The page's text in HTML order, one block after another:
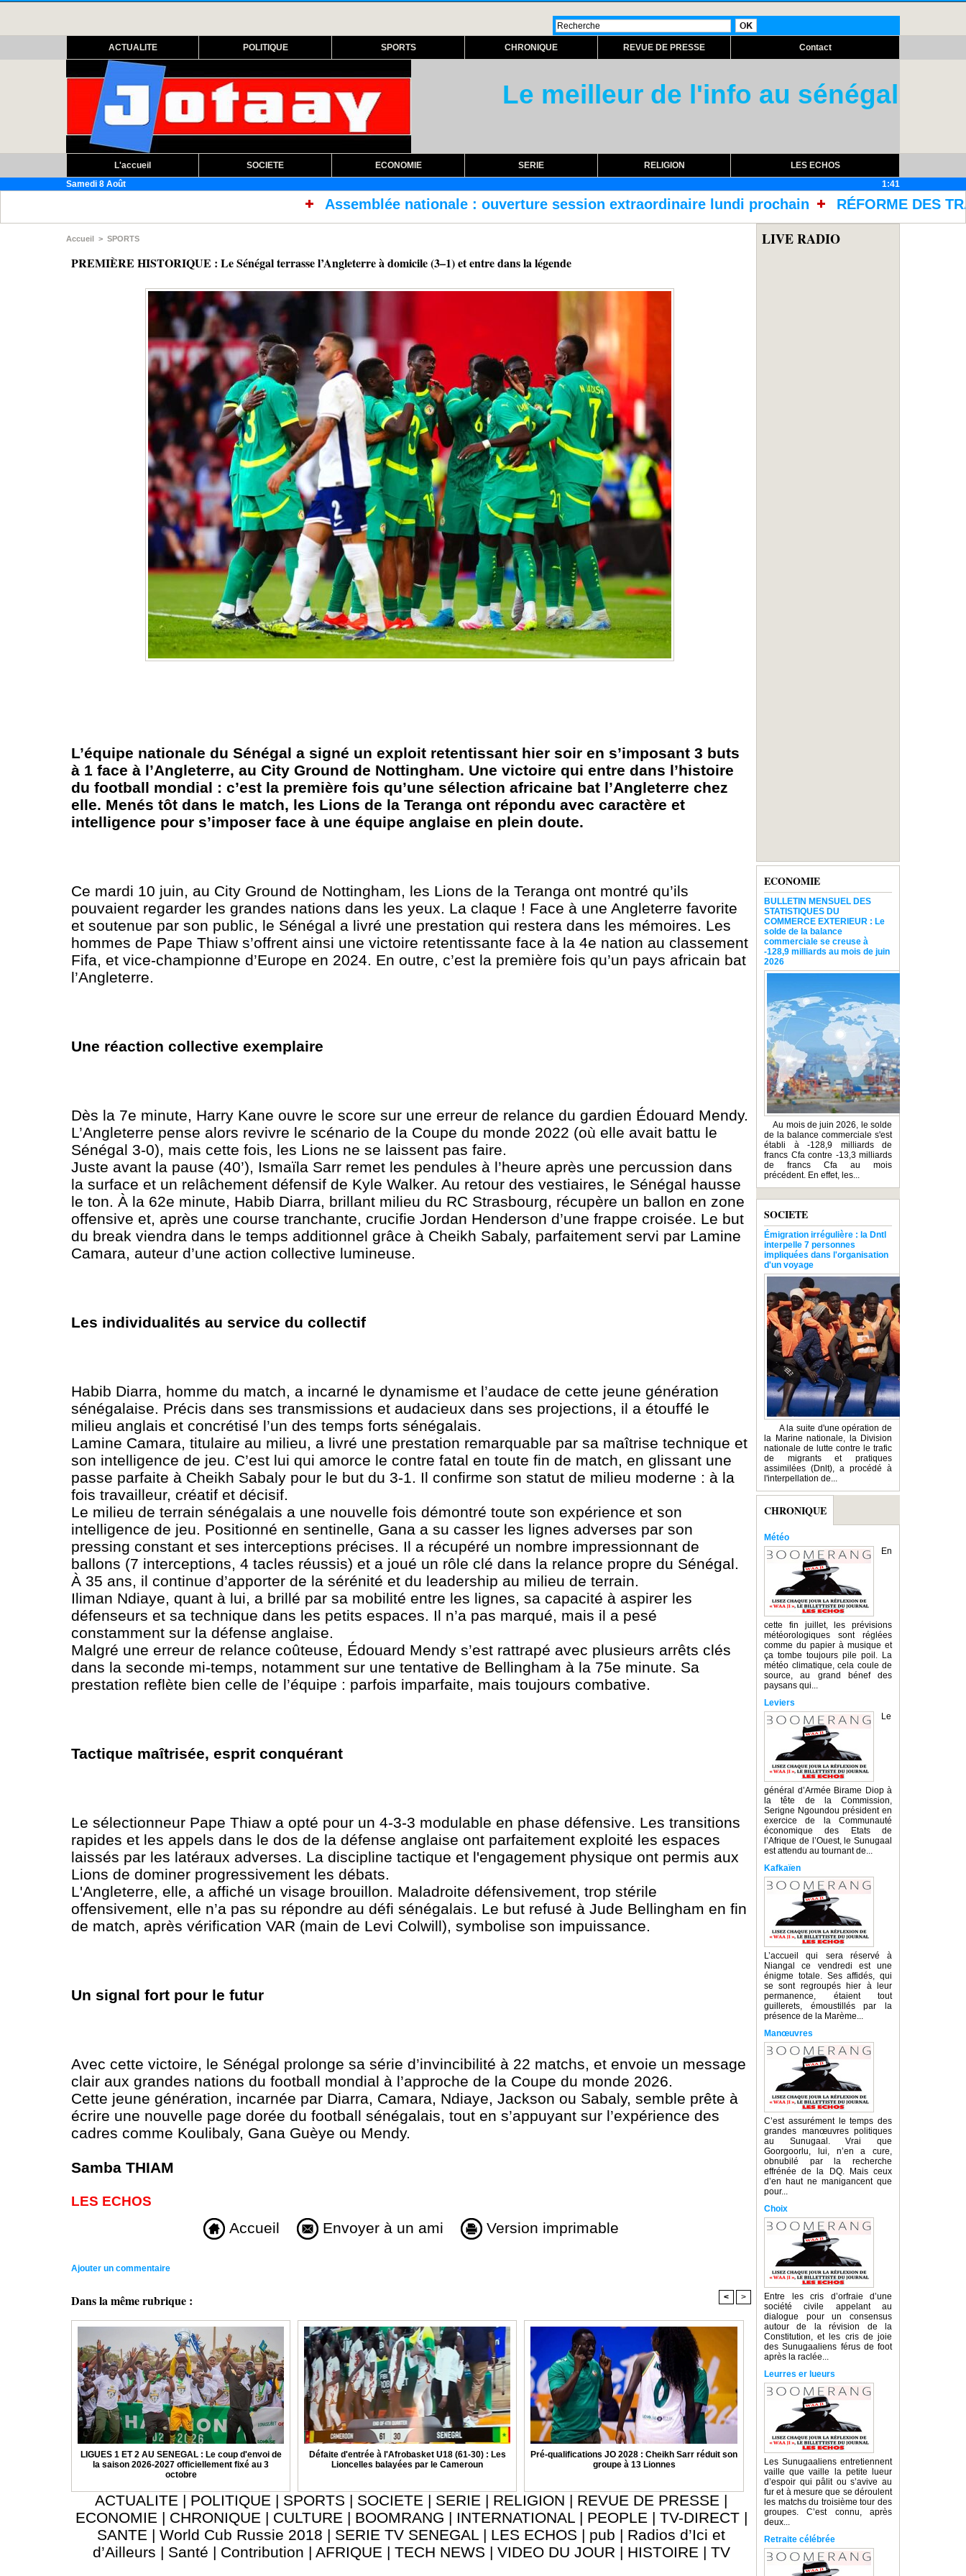
ACTUALITE POLITIQUE SPORTS CHRONIQUE REVUE DE PRESSE Contact
Le meilleur de l'info au sénégal
L'accueil SOCIETE ECONOMIE SERIE RELIGION
LES ECHOS
Samedi 8 Août
1:41
Assemblée nationale : ouverture session extraordinaire lundi prochain RÉFORME DES TRAITEMENTS DANS
Accueil > SPORTS
PREMIÈRE HISTORIQUE : Le Sénégal terrasse l’Angleterre à domicile (3–1) et entre dans la légende
L’équipe nationale du Sénégal a signé un exploit retentissant hier soir en s’imposant 3 buts
à 1 face à l’Angleterre, au City Ground de Nottingham. Une victoire qui entre dans l’histoire
du football mondial : c’est la première fois qu’une sélection africaine bat l’Angleterre chez
elle. Menés tôt dans le match, les Lions de la Teranga ont répondu avec caractère et
intelligence pour s’imposer face à une équipe anglaise en plein doute.
Ce mardi 10 juin, au City Ground de Nottingham, les Lions de la Teranga ont montré qu’ils
pouvaient regarder les grandes nations dans les yeux. La claque ! Face à une Angleterre favorite
et soutenue par son public, le Sénégal a livré une prestation qui restera dans les mémoires. Les
hommes de Pape Thiaw s’offrent ainsi une victoire retentissante face à la 4e nation au classement
Fifa, et vice-championne d’Europe en 2024. En outre, c’est la première fois qu’un pays africain bat
l’Angleterre.
Une réaction collective exemplaire
Dès la 7e minute, Harry Kane ouvre le score sur une erreur de relance du gardien Édouard Mendy.
L’Angleterre pense alors revivre le scénario de la Coupe du monde 2022 (où elle avait battu le
Sénégal 3-0), mais cette fois, les Lions ne se laissent pas faire.
Juste avant la pause (40’), Ismaïla Sarr remet les pendules à l’heure après une percussion dans
la surface et un relâchement défensif de Kyle Walker. Au retour des vestiaires, le Sénégal hausse
le ton. À la 62e minute, Habib Diarra, brillant milieu du RC Strasbourg, récupère un ballon en zone
offensive et, après une course tranchante, crucifie Jordan Henderson d’une frappe croisée. Le but
du break viendra dans le temps additionnel grâce à Cheikh Sabaly, parfaitement servi par Lamine
Camara, auteur d’une action collective lumineuse.
Les individualités au service du collectif
Habib Diarra, homme du match, a incarné le dynamisme et l’audace de cette jeune génération
sénégalaise. Précis dans ses transmissions et audacieux dans ses projections, il a étouffé le
milieu anglais et concrétisé l’un des temps forts sénégalais.
Lamine Camara, titulaire au milieu, a livré une prestation remarquable par sa maîtrise technique et
son intelligence de jeu. C’est lui qui amorce le contre fatal en toute fin de match, en glissant une
passe parfaite à Cheikh Sabaly pour le but du 3-1. Il confirme son statut de milieu moderne : à la
fois travailleur, créatif et décisif.
Le milieu de terrain sénégalais a une nouvelle fois démontré toute son expérience et son
intelligence de jeu. Positionné en sentinelle, Gana a su casser les lignes adverses par son
pressing constant et ses interceptions précises. Il a récupéré un nombre impressionnant de
ballons (7 interceptions, 4 tacles réussis) et a joué un rôle clé dans la relance propre du Sénégal.
À 35 ans, il continue d’apporter de la sérénité et du leadership au milieu de terrain.
Iliman Ndiaye, quant à lui, a brillé par sa mobilité entre les lignes, sa capacité à aspirer les
défenseurs et sa technique dans les petits espaces. Il n’a pas marqué, mais il a pesé
constamment sur la défense anglaise.
Malgré une erreur de relance coûteuse, Édouard Mendy s’est rattrapé avec plusieurs arrêts clés
dans la seconde mi-temps, notamment sur une tentative de Bellingham à la 75e minute. Sa
prestation reflète bien celle de l’équipe : parfois imparfaite, mais toujours combative.
Tactique maîtrisée, esprit conquérant
Le sélectionneur Pape Thiaw a opté pour un 4‑3‑3 modulable en phase défensive. Les transitions
rapides et les appels dans le dos de la défense anglaise ont parfaitement exploité les espaces
laissés par les latéraux adverses. La discipline tactique et l'engagement physique ont permis aux
Lions de dominer progressivement les débats.
L'Angleterre, elle, a affiché un visage brouillon. Maladroite défensivement, trop stérile
offensivement, elle n’a pas su répondre au défi sénégalais. Le but refusé à Jude Bellingham en fin
de match, après vérification VAR (main de Levi Colwill), symbolise son impuissance.
Un signal fort pour le futur
Avec cette victoire, le Sénégal prolonge sa série d’invincibilité à 22 matchs, et envoie un message
clair aux grandes nations du football mondial à l’approche de la Coupe du monde 2026.
Cette jeune génération, incarnée par Diarra, Camara, Ndiaye, Jackson ou Sabaly, semble prête à
écrire une nouvelle page dorée du football sénégalais, tout en s’appuyant sur l’expérience des
cadres comme Koulibaly, Gana Guèye ou Mendy.
Samba THIAM
LES ECHOS
Accueil Envoyer à un ami Version imprimable
Ajouter un commentaire
Dans la même rubrique : < >
LIGUES 1 ET 2 AU SENEGAL : Le coup d'envoi de
la saison 2026-2027 officiellement fixé au 3
octobre
Défaite d'entrée à l'Afrobasket U18 (61-30) : Les
Lioncelles balayées par le Cameroun
Pré-qualifications JO 2028 : Cheikh Sarr réduit son
groupe à 13 Lionnes
ACTUALITE | POLITIQUE | SPORTS | SOCIETE | SERIE | RELIGION | REVUE DE PRESSE |
ECONOMIE | CHRONIQUE | CULTURE | BOOMRANG | INTERNATIONAL | PEOPLE | TV-DIRECT |
SANTE | World Cub Russie 2018 | SERIE TV SENEGAL | LES ECHOS | pub | Radios d’Ici et
d’Ailleurs | Santé | Contribution | AFRIQUE | TECH NEWS | VIDEO DU JOUR | HISTOIRE | TV
LIVE RADIO
ECONOMIE
BULLETIN MENSUEL DES
STATISTIQUES DU
COMMERCE EXTERIEUR : Le
solde de la balance
commerciale se creuse à
-128,9 milliards au mois de juin
2026
Au mois de juin 2026, le solde
de la balance commerciale s'est
établi à -128,9 milliards de
francs Cfa contre -13,3 milliards
de francs Cfa au mois
précédent. En effet, les...
SOCIETE
Émigration irrégulière : la Dntl
interpelle 7 personnes
impliquées dans l'organisation
d'un voyage
A la suite d'une opération de
la Marine nationale, la Division
nationale de lutte contre le trafic
de migrants et pratiques
assimilées (Dnlt), a procédé à
l'interpellation de...
CHRONIQUE
Météo
En
cette fin juillet, les prévisions
météorologiques sont réglées
comme du papier à musique et
ça tombe toujours pile poil. La
météo climatique, cela coule de
source, au grand bénef des
paysans qui...
Leviers
Le
général d’Armée Birame Diop à
la tête de la Commission,
Serigne Ngoundou président en
exercice de la Communauté
économique des Etats de
l’Afrique de l’Ouest, le Sunugaal
est attendu au tournant de...
Kafkaïen
L’accueil qui sera réservé à
Niangal ce vendredi est une
énigme totale. Ses affidés, qui
se sont regroupés hier à leur
permanence, étaient tout
guillerets, émoustillés par la
présence de la Marème...
Manœuvres
C’est assurément le temps des
grandes manœuvres politiques
au Sunugaal. Vrai que
Goorgoorlu, lui, n’en a cure,
obnubilé par la recherche
effrénée de la DQ. Mais ceux
d’en haut ne manigancent que
pour...
Choix
Entre les cris d’orfraie d’une
société civile appelant au
dialogue pour un consensus
autour de la révision de la
Constitution, et les cris de joie
des Sunugaaliens férus de foot
après la raclée...
Leurres er lueurs
Les Sunugaaliens entretiennent
vaille que vaille la petite lueur
d’espoir qui pâlit ou s’avive au
fur et à mesure que se déroulent
les matchs du troisième tour des
groupes. C’est connu, après
deux...
Retraite célébrée